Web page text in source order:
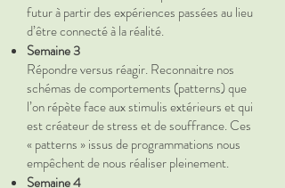
futur à partir des expériences passées au lieu
d’être connecté à la réalité.
Semaine 3
Répondre versus réagir. Reconnaitre nos
schémas de comportements (patterns) que
l’on répète face aux stimulis extérieurs et qui
est créateur de stress et de souffrance. Ces
« patterns » issus de programmations nous
empêchent de nous réaliser pleinement.
Semaine 4